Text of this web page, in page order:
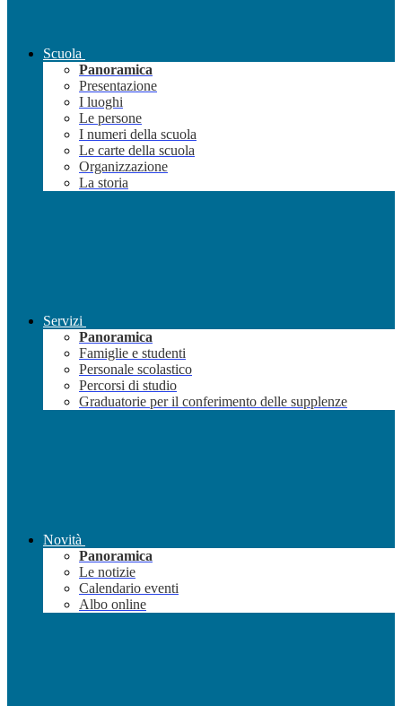
Scuola
Panoramica
Presentazione
I luoghi
Le persone
I numeri della scuola
Le carte della scuola
Organizzazione
La storia
Servizi
Panoramica
Famiglie e studenti
Personale scolastico
Percorsi di studio
Graduatorie per il conferimento delle supplenze
Novità
Panoramica
Le notizie
Calendario eventi
Albo online